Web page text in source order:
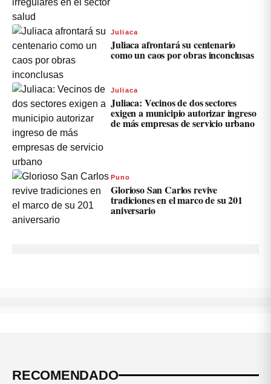
Juliaca
Juliaca afrontará su centenario
como un caos por obras inconclusas
Juliaca
Juliaca: Vecinos de dos sectores
exigen a municipio autorizar ingreso
de más empresas de servicio urbano
Puno
Glorioso San Carlos revive
tradiciones en el marco de su 201
aniversario
RECOMENDADO